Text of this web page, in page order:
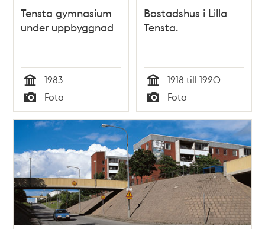
Tensta gymnasium
under uppbyggnad
Tid
1983
Typ
Foto
Bostadshus i Lilla
Tensta.
Tid
1918 till 1920
Typ
Foto